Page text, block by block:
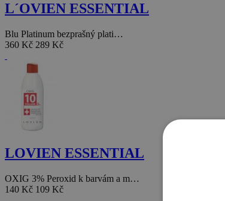
L´OVIEN ESSENTIAL
Blu Platinum bezprašný plati…
360 Kč 289 Kč
LOVIEN ESSENTIAL
OXIG 3% Peroxid k barvám a m…
140 Kč 109 Kč